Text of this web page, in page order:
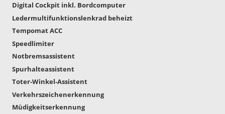
Digital Cockpit inkl. Bordcomputer
Ledermultifunktionslenkrad beheizt
Tempomat ACC
Speedlimiter
Notbremsassistent
Spurhalteassistent
Toter-Winkel-Assistent
Verkehrszeichenerkennung
Müdigkeitserkennung